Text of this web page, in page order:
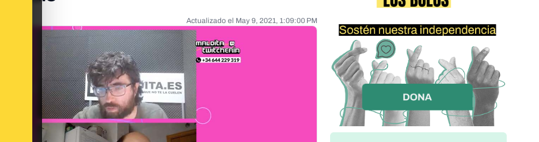
Actualizado el May 9, 2021, 1:09:00 PM